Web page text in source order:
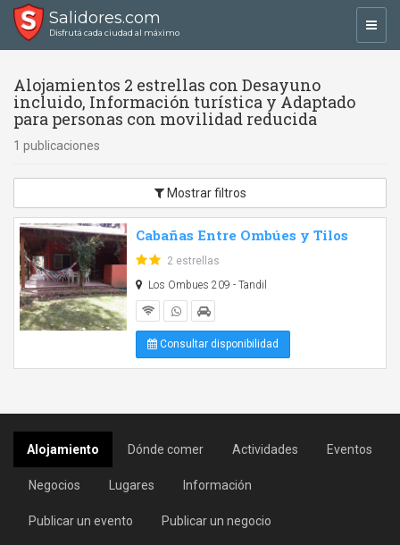
Salidores.com
Disfrutá cada ciudad al máximo
Alojamientos 2 estrellas con Desayuno
incluido, Información turística y Adaptado
para personas con movilidad reducida
1 publicaciones
Mostrar filtros
Cabañas Entre Ombúes y Tilos
2 estrellas
Los Ombues 209 - Tandil
Consultar disponibilidad
Alojamiento Dónde comer Actividades Eventos
Negocios Lugares Información
Publicar un evento Publicar un negocio